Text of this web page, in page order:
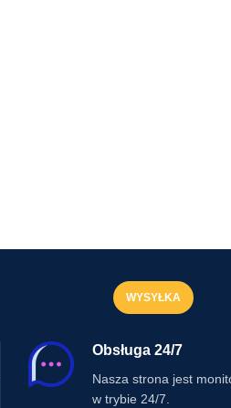
WYSYŁKA
Obsługa 24/7
Nasza strona jest
w trybie 24/7.